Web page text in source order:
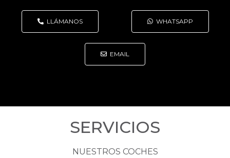
LLÁMANOS WHATSAPP
EMAIL
SERVICIOS
NUESTROS COCHES